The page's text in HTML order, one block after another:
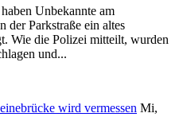
Unbekannte am
der Parkstraße ein altes
Wie die Polizei mitteilt, wurden
und...
wird vermessen Mi,